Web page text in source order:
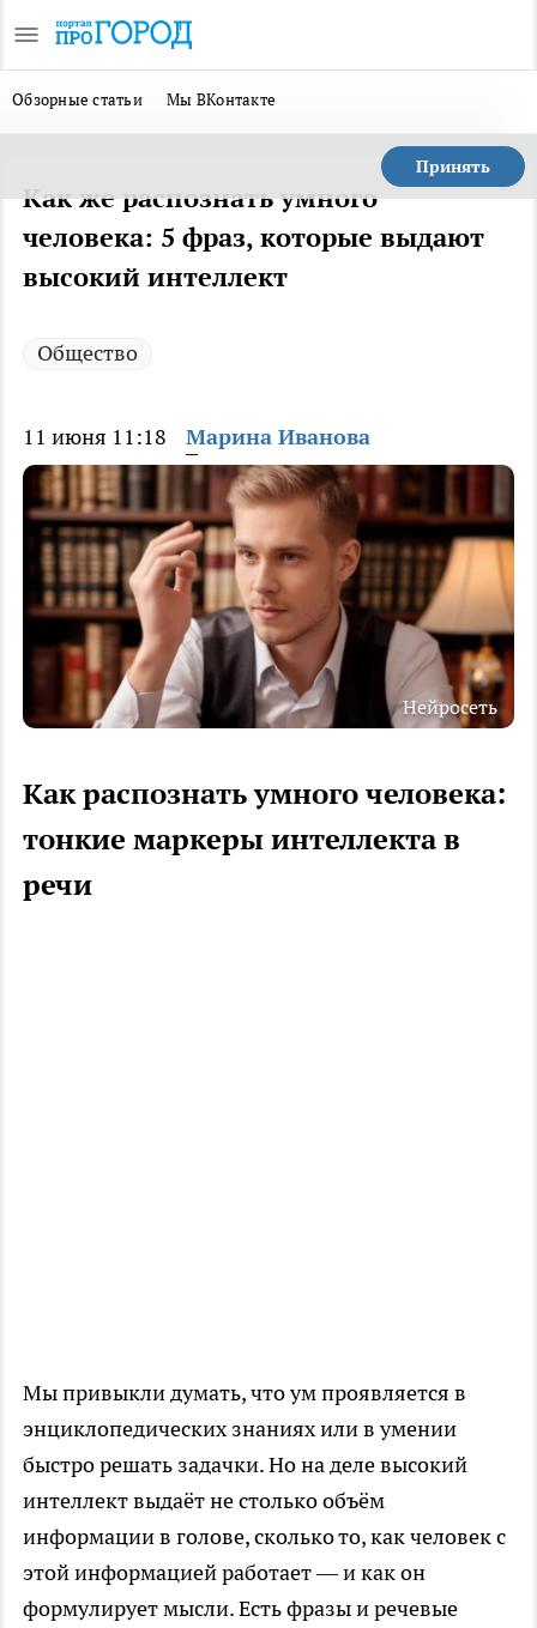
Обзорные статьи Мы ВКонтакте
Принять
Как же распознать умного
человека: 5 фраз, которые выдают
высокий интеллект
Общество
11 июня 11:18 Марина Иванова
Нейросеть
Как распознать умного человека:
тонкие маркеры интеллекта в
речи
Мы привыкли думать, что ум проявляется в
энциклопедических знаниях или в умении
быстро решать задачки. Но на деле высокий
интеллект выдаёт не столько объём
информации в голове, сколько то, как человек с
этой информацией работает — и как он
формулирует мысли. Есть фразы и речевые